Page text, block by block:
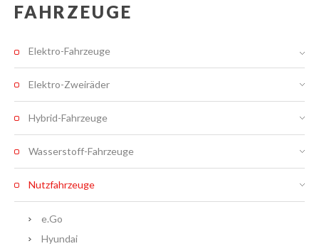
FAHRZEUGE
Elektro-Fahrzeuge
Elektro-Zweiräder
Hybrid-Fahrzeuge
Wasserstoff-Fahrzeuge
Nutzfahrzeuge
e.Go
Hyundai